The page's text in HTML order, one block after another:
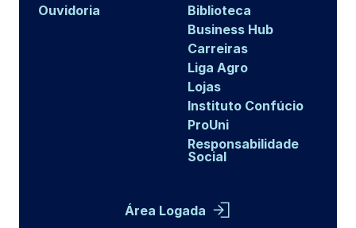
Ouvidoria
Biblioteca
Business Hub
Carreiras
Liga Agro
Lojas
Instituto Confúcio
ProUni
Responsabilidade
Social
Área Logada